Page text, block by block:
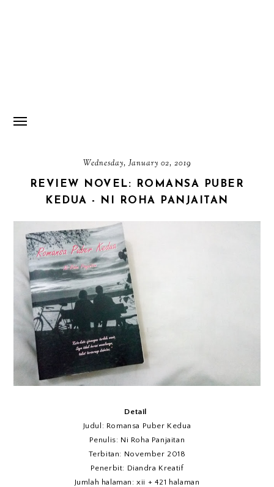
Wednesday, January 02, 2019
REVIEW NOVEL: ROMANSA PUBER
KEDUA - NI ROHA PANJAITAN
Detail
Judul: Romansa Puber Kedua
Penulis: Ni Roha Panjaitan
Terbitan: November 2018
Penerbit: Diandra Kreatif
Jumlah halaman: xii + 421 halaman